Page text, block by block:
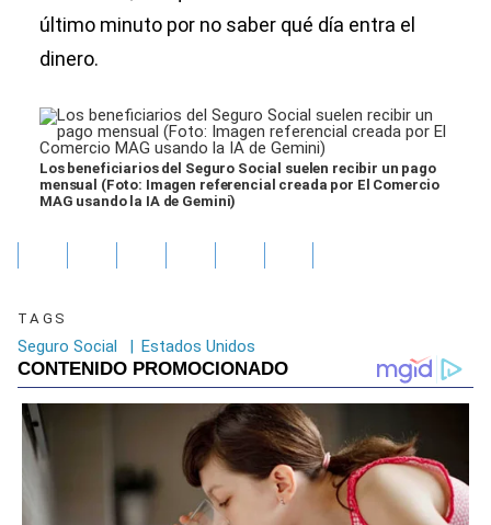
último minuto por no saber qué día entra el
dinero.
Los beneficiarios del Seguro Social suelen recibir un pago
mensual (Foto: Imagen referencial creada por El Comercio
MAG usando la IA de Gemini)
TAGS
Seguro Social | Estados Unidos